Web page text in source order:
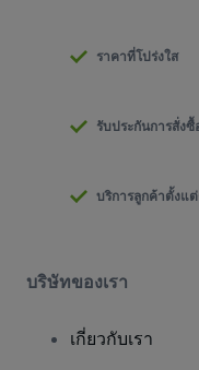
ราคาที่โปร่งใส
รับประกันการสั่ง
บริการลูกค้าตั้งแ
บริษัทของเรา
เกี่ยวกับเรา